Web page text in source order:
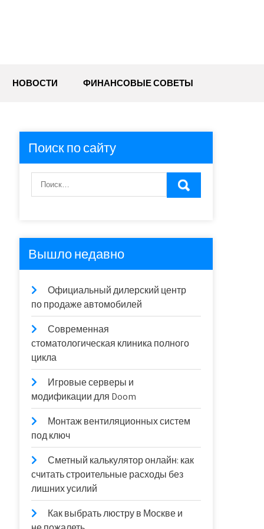
НОВОСТИ ФИНАНСОВЫЕ СОВЕТЫ
Поиск по сайту
Вышло недавно
Официальный дилерский центр
по продаже автомобилей
Современная
стоматологическая клиника полного
цикла
Игровые серверы и
модификации для Doom
Монтаж вентиляционных систем
под ключ
Сметный калькулятор онлайн: как
считать строительные расходы без
лишних усилий
Как выбрать люстру в Москве и